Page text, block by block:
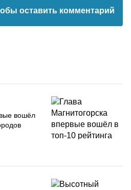
оставить комментарий
вошёл